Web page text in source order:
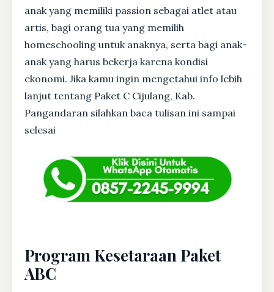
anak yang memiliki passion sebagai atlet atau
artis, bagi orang tua yang memilih
homeschooling untuk anaknya, serta bagi anak-
anak yang harus bekerja karena kondisi
ekonomi. Jika kamu ingin mengetahui info lebih
lanjut tentang Paket C Cijulang, Kab.
Pangandaran silahkan baca tulisan ini sampai
selesai
Program Kesetaraan Paket
ABC